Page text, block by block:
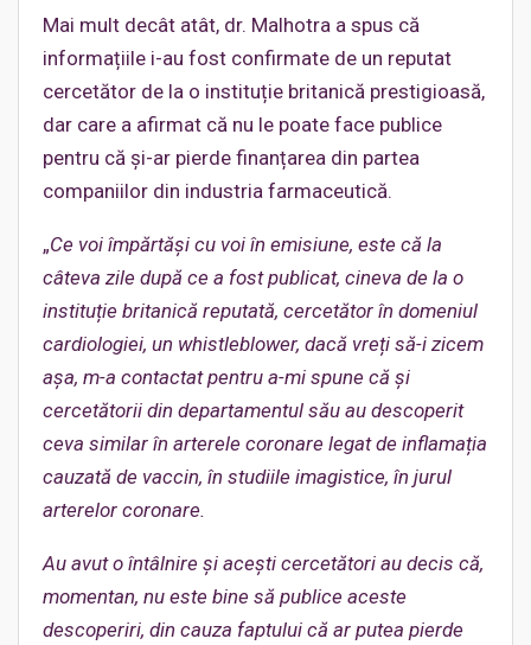
Mai mult decât atât, dr. Malhotra a spus că
informațiile i-au fost confirmate de un reputat
cercetător de la o instituție britanică prestigioasă,
dar care a afirmat că nu le poate face publice
pentru că și-ar pierde finanțarea din partea
companiilor din industria farmaceutică.
„Ce voi împărtăși cu voi în emisiune, este că la
câteva zile după ce a fost publicat, cineva de la o
instituție britanică reputată, cercetător în domeniul
cardiologiei, un whistleblower, dacă vreți să-i zicem
așa, m-a contactat pentru a-mi spune că și
cercetătorii din departamentul său au descoperit
ceva similar în arterele coronare legat de inflamația
cauzată de vaccin, în studiile imagistice, în jurul
arterelor coronare.
Au avut o întâlnire și acești cercetători au decis că,
momentan, nu este bine să publice aceste
descoperiri, din cauza faptului că ar putea pierde